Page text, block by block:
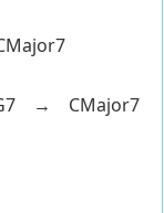
→ CMajor7